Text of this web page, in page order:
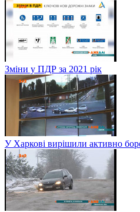
Зміни у ПДР за 2021 рік
У Харкові вирішили активно